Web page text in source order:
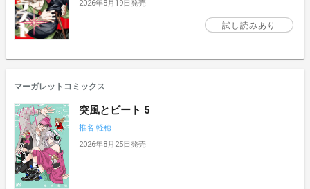
2026年8月19日発売
試し読みあり
マーガレットコミックス
突風とビート 5
椎名 軽穂
2026年8月25日発売